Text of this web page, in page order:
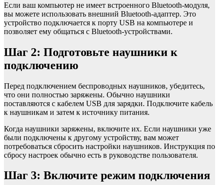
Если ваш компьютер не имеет встроенного Bluetooth-модуля,
вы можете использовать внешний Bluetooth-адаптер. Это
устройство подключается к порту USB на компьютере и
позволяет ему общаться с Bluetooth-устройствами.
Шаг 2: Подготовьте наушники к
подключению
Перед подключением беспроводных наушников, убедитесь,
что они полностью заряжены. Обычно наушники
поставляются с кабелем USB для зарядки. Подключите кабель
к наушникам и затем к источнику питания.
Когда наушники заряжены, включите их. Если наушники уже
были подключены к другому устройству, вам может
потребоваться сбросить настройки наушников. Инструкция по
сбросу настроек обычно есть в руководстве пользователя.
Шаг 3: Включите режим подключения